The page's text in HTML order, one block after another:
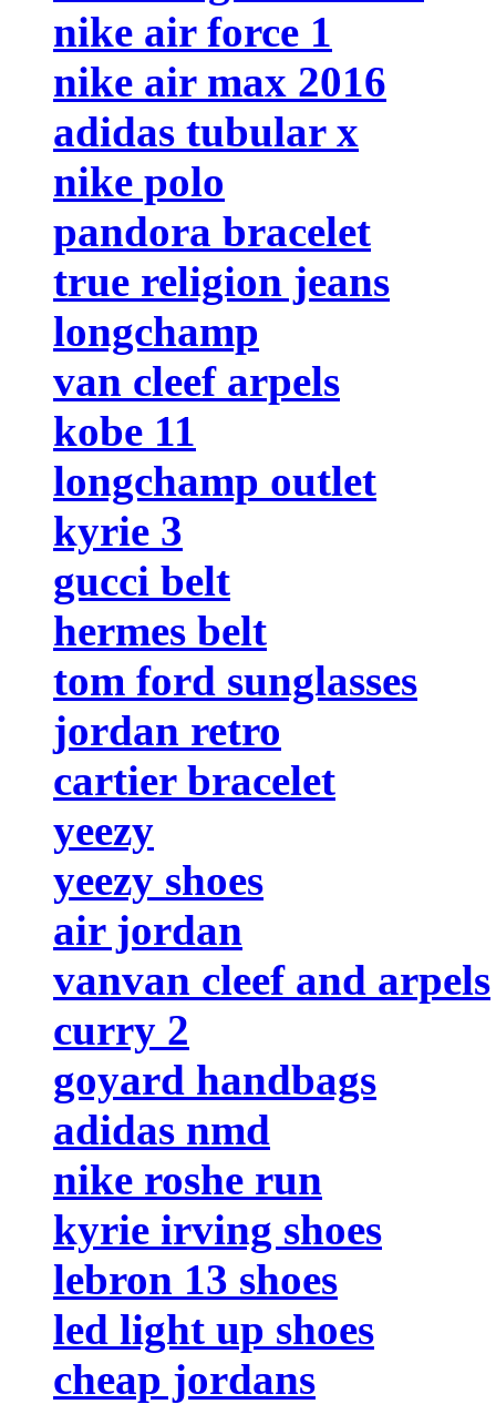
nike air force 1
nike air max 2016
adidas tubular x
nike polo
pandora bracelet
true religion jeans
longchamp
van cleef arpels
kobe 11
longchamp outlet
kyrie 3
gucci belt
hermes belt
tom ford sunglasses
jordan retro
cartier bracelet
yeezy
yeezy shoes
air jordan
vanvan cleef and arpels
curry 2
goyard handbags
adidas nmd
nike roshe run
kyrie irving shoes
lebron 13 shoes
led light up shoes
cheap jordans